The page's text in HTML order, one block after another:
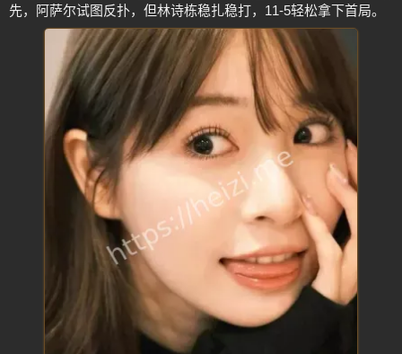
先，阿萨尔试图反扑，但林诗栋稳扎稳打，11-5轻松拿下首局。